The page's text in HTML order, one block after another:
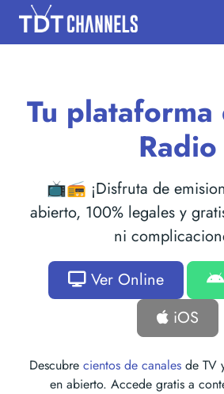
Tu
Radio
📺📻 ¡Disfruta de
abierto, 100% legales y
ni
Ver Online
iOS
Descubre cientos de canales de TV
en abierto. Accede gratis a